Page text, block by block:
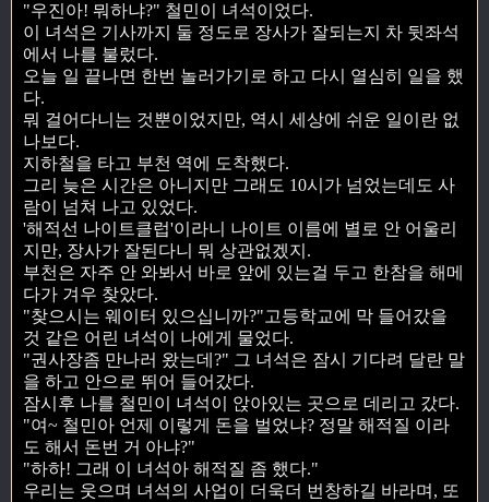
"우진아! 뭐하냐?" 철민이 녀석이었다.
이 녀석은 기사까지 둘 정도로 장사가 잘되는지 차 뒷좌석
에서 나를 불렀다.
오늘 일 끝나면 한번 놀러가기로 하고 다시 열심히 일을 했
다.
뭐 걸어다니는 것뿐이었지만, 역시 세상에 쉬운 일이란 없
나보다.
지하철을 타고 부천 역에 도착했다.
그리 늦은 시간은 아니지만 그래도 10시가 넘었는데도 사
람이 넘쳐 나고 있었다.
'해적선 나이트클럽'이라니 나이트 이름에 별로 안 어울리
지만, 장사가 잘된다니 뭐 상관없겠지.
부천은 자주 안 와봐서 바로 앞에 있는걸 두고 한참을 해메
다가 겨우 찾았다.
"찾으시는 웨이터 있으십니까?"고등학교에 막 들어갔을
것 같은 어린 녀석이 나에게 물었다.
"권사장좀 만나러 왔는데?" 그 녀석은 잠시 기다려 달란 말
을 하고 안으로 뛰어 들어갔다.
잠시후 나를 철민이 녀석이 앉아있는 곳으로 데리고 갔다.
"여~ 철민아 언제 이렇게 돈을 벌었냐? 정말 해적질 이라
도 해서 돈번 거 아냐?"
"하하! 그래 이 녀석아 해적질 좀 했다."
우리는 웃으며 녀석의 사업이 더욱더 번창하길 바라며, 또